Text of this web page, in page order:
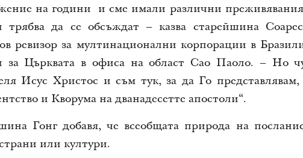
на години и сме имали различни
трябва да се обсъждат – казва старейшина
ревизор за мултинационални корпорации в
за Църквата в офиса на област Сао Паоло. – Но
Исус Христос и съм тук, за да Го
и Кворума на дванадесетте апостоли“.
Гонг добавя, че всеобщата природа на
или култури.